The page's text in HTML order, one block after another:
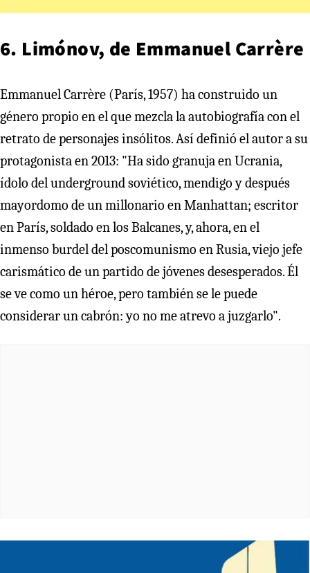
6. Limónov, de Emmanuel Carrère
Emmanuel Carrère (París, 1957) ha construido un
género propio en el que mezcla la autobiografía con el
retrato de personajes insólitos. Así definió el autor a su
protagonista en 2013: "Ha sido granuja en Ucrania,
ídolo del underground soviético, mendigo y después
mayordomo de un millonario en Manhattan; escritor
en París, soldado en los Balcanes, y, ahora, en el
inmenso burdel del poscomunismo en Rusia, viejo jefe
carismático de un partido de jóvenes desesperados. Él
se ve como un héroe, pero también se le puede
considerar un cabrón: yo no me atrevo a juzgarlo".